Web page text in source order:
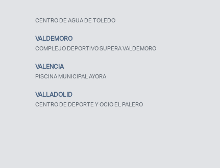
CENTRO DE AGUA DE TOLEDO
VALDEMORO
COMPLEJO DEPORTIVO SUPERA VALDEMORO
VALENCIA
PISCINA MUNICIPAL AYORA
VALLADOLID
CENTRO DE DEPORTE Y OCIO EL PALERO